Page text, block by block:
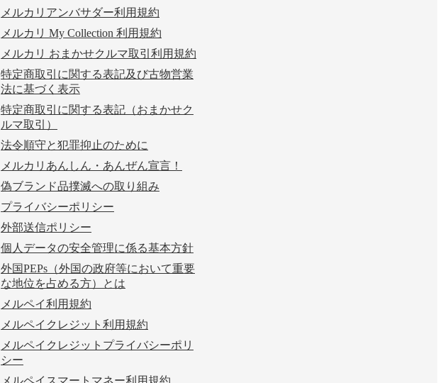
メルカリアンバサダー利用規約
メルカリ My Collection 利用規約
メルカリ おまかせクルマ取引利用規約
特定商取引に関する表記及び古物営業
法に基づく表示
特定商取引に関する表記（おまかせク
ルマ取引）
法令順守と犯罪抑止のために
メルカリあんしん・あんぜん宣言！
偽ブランド品撲滅への取り組み
プライバシーポリシー
外部送信ポリシー
個人データの安全管理に係る基本方針
外国PEPs（外国の政府等において重要
な地位を占める方）とは
メルペイ利用規約
メルペイクレジット利用規約
メルペイクレジットプライバシーポリ
シー